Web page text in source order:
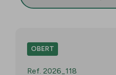
OBERT
Ref. 2026_118